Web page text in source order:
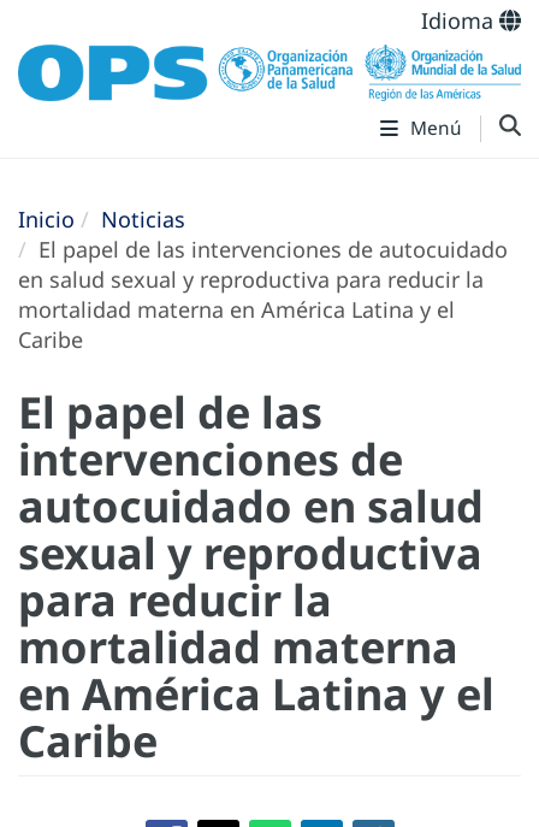
Idioma
Menú
Inicio
Noticias
El papel de las intervenciones de autocuidado
en salud sexual y reproductiva para reducir la
mortalidad materna en América Latina y el
Caribe
El papel de las
intervenciones de
autocuidado en salud
sexual y reproductiva
para reducir la
mortalidad materna
en América Latina y el
Caribe